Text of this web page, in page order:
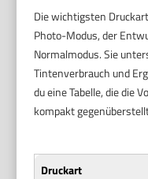
Die wichtigsten
Photo-Modus, der
Normalmodus. Sie
Tintenverbrauch und
du eine Tabelle, die die
kompakt
Druckart